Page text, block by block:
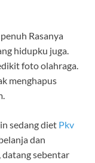
Rasanya
hidupku juga.
foto olahraga.
menghapus
sedang diet Pkv
dan
datang sebentar